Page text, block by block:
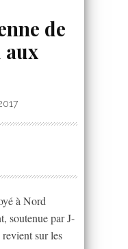
de
aux
à Nord
soutenue par J-
sur les